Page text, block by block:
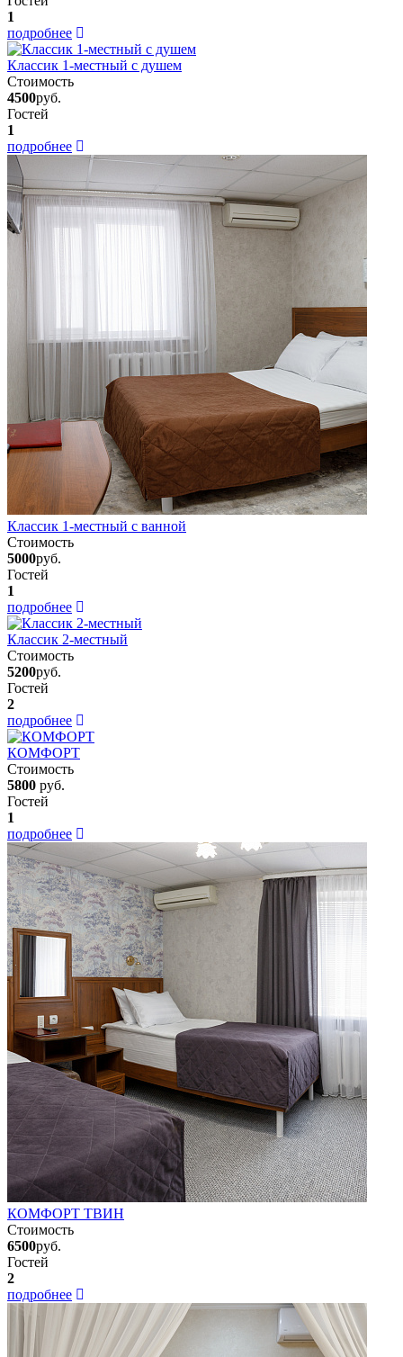
1
подробнее
Классик 1-местный с душем
Стоимость
4500руб.
Гостей
1
подробнее
Классик 1-местный с ванной
Стоимость
5000руб.
Гостей
1
подробнее
Классик 2-местный
Стоимость
5200руб.
Гостей
2
подробнее
КОМФОРТ
Стоимость
5800 руб.
Гостей
1
подробнее
КОМФОРТ ТВИН
Стоимость
6500руб.
Гостей
2
подробнее